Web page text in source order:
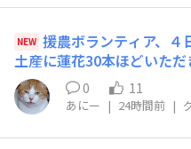
NEW 援農ボランティア、４
土産に蓮花30本ほどいた
菜をくれるおばさんにお届
花に…茎が柔らかくて、ラ
す😆😆元気になるかなぁ～～
0 11
あにー | 24時間前 |